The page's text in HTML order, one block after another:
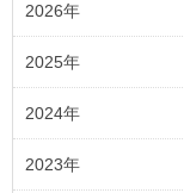
2026年
2025年
2024年
2023年